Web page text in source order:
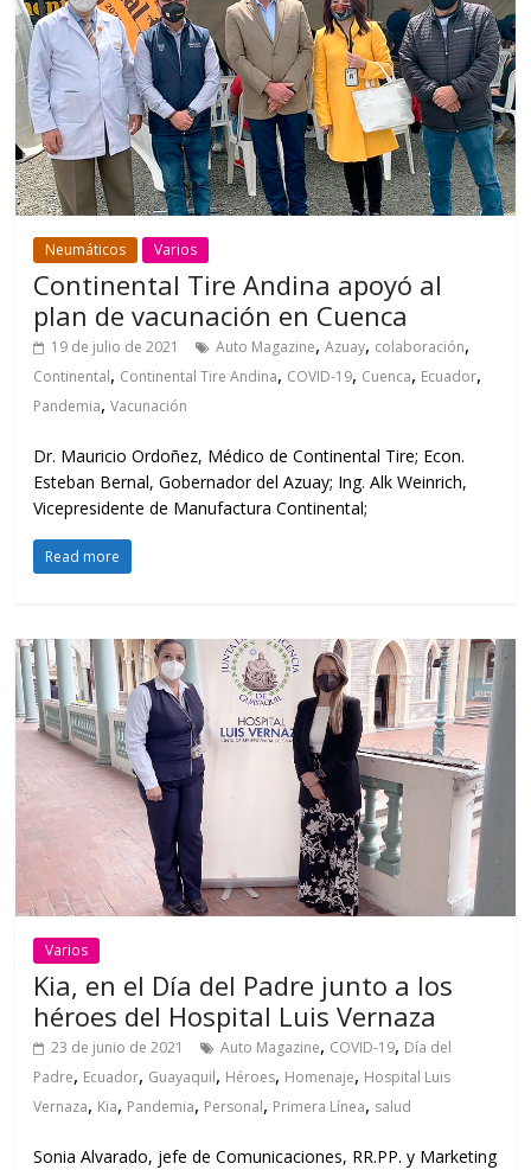
Neumáticos Varios
Continental Tire Andina apoyó al
plan de vacunación en Cuenca
19 de julio de 2021 Auto Magazine,Azuay, colaboración,
Continental, Continental Tire Andina, COVID-19, Cuenca, Ecuador,
Pandemia,Vacunación
Dr. Mauricio Ordoñez, Médico de Continental Tire; Econ.
Esteban Bernal, Gobernador del Azuay; Ing. Alk Weinrich,
Vicepresidente de Manufactura Continental;
Read more
Varios
Kia, en el Día del Padre junto a los
héroes del Hospital Luis Vernaza
23 de junio de 2021 Auto Magazine, COVID-19, Día del
Padre, Ecuador, Guayaquil, Héroes, Homenaje, Hospital Luis
Vernaza, Kia, Pandemia, Personal, Primera Línea, salud
Sonia Alvarado, jefe de Comunicaciones, RR.PP. y Marketing